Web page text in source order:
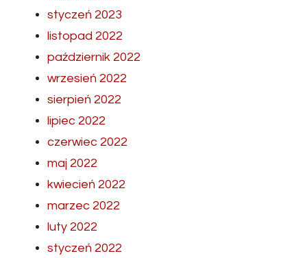
styczeń 2023
listopad 2022
październik 2022
wrzesień 2022
sierpień 2022
lipiec 2022
czerwiec 2022
maj 2022
kwiecień 2022
marzec 2022
luty 2022
styczeń 2022